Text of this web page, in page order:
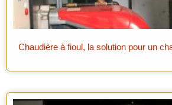
Chaudière à fioul, la solution pour un